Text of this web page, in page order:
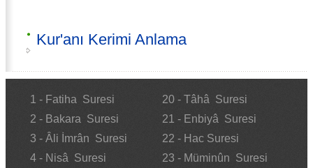
Kur'anı Kerimi Anlama
1 - Fatiha Suresi
2 - Bakara Suresi
3 - Âli İmrân Suresi
4 - Nisâ Suresi
20 - Tâhâ Suresi
21 - Enbiyâ Suresi
22 - Hac Suresi
23 - Müminûn Suresi